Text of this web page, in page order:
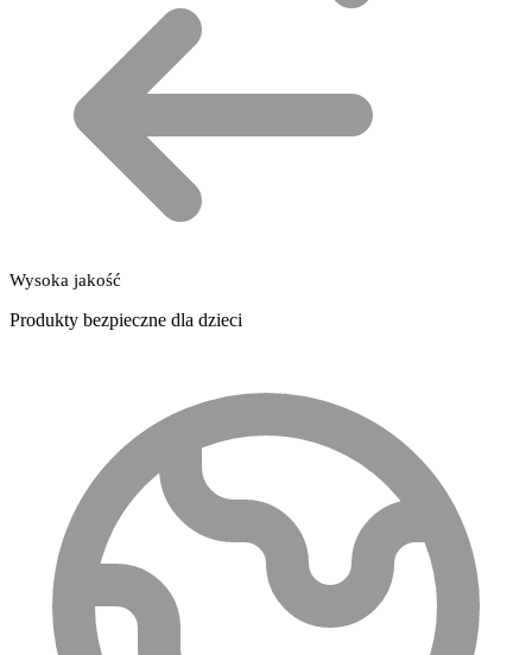
Wysoka jakość
Produkty bezpieczne dla dzieci